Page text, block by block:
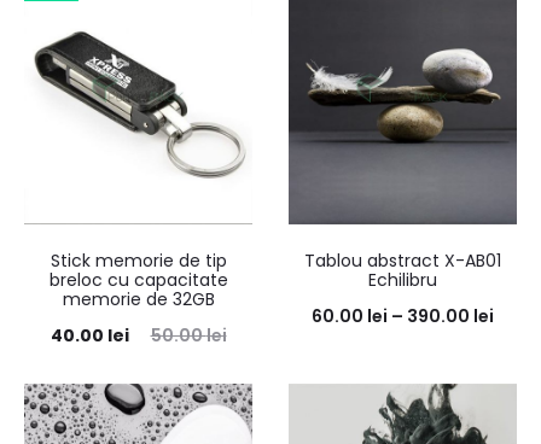
Stick memorie de tip
breloc cu capacitate
memorie de 32GB
50.00lei
40.00 lei
Tablou abstract X-AB01
Echilibru
60.00 lei – 390.00 lei